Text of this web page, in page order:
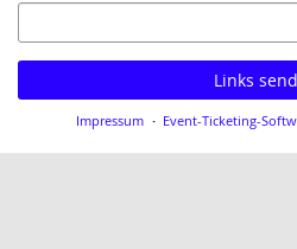
E-
Mail
Links
Impressum Event-Ticketing-